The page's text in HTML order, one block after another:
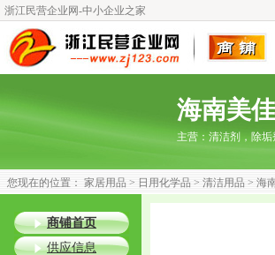
浙江民营企业网-中小企业之家
海南美
主营： 清洁剂，除垢
您现在的位置： 家居用品 > 日用化学品 > 清洁用品 > 海
商铺首页
供应信息